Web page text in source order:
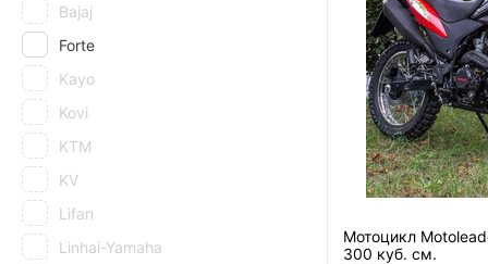
Мотоцикл
300 куб. см.
Bajaj
Forte
Kayo
Kovi
KTM
KV
Lifan
Linhai-Yamaha